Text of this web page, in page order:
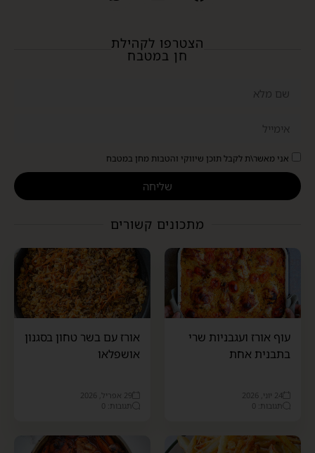
הצטרפו לקהילת
חן במטבח
אני מאשר\ת לקבל תוכן שיווקי והטבות מחן במטבח
שליחה
מתכונים קשורים
עוף אורז ועגבניות שרי
בתבנית אחת
24 יוני, 2026
תגובות: 0
אורז עם בשר טחון בסגנון
אושפלאו
29 אפריל, 2026
תגובות: 0